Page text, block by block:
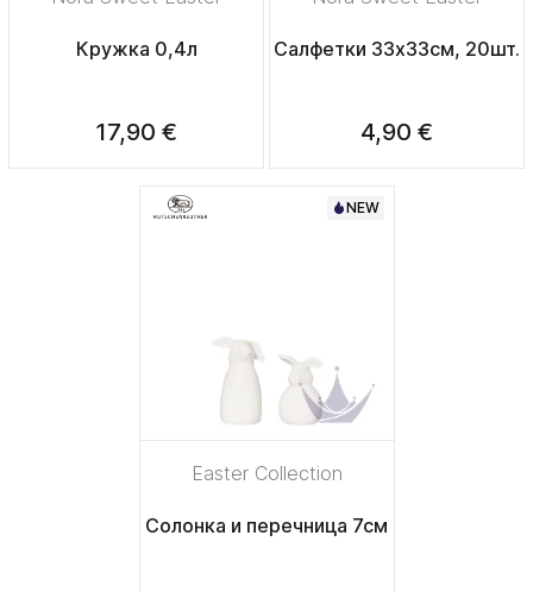
Кружка 0,4л
17,90 €
Салфетки 33х33см, 20шт.
4,90 €
NEW
Easter Collection
Солонка и перечница 7см